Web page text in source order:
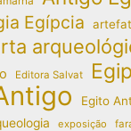
Egípcia
Editora Salvat
Egito
exposição